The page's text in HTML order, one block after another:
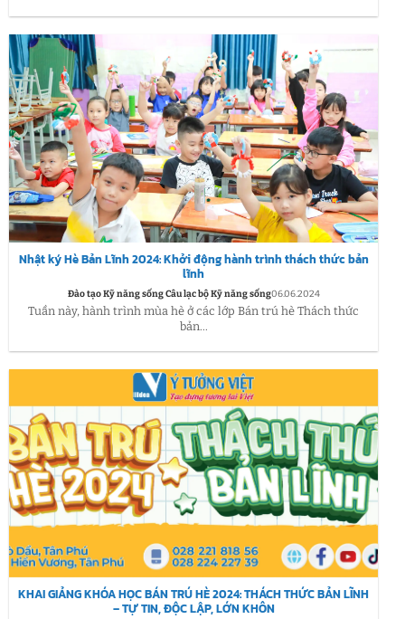
Nhật ký Hè Bản Lĩnh 2024: Khởi động hành trình thách thức bản
lĩnh
Đào tạo Kỹ năng sống Câu lạc bộ Kỹ năng sống06.06.2024
Tuần này, hành trình mùa hè ở các lớp Bán trú hè Thách thức
bản...
KHAI GIẢNG KHÓA HỌC BÁN TRÚ HÈ 2024: THÁCH THỨC BẢN LĨNH
– TỰ TIN, ĐỘC LẬP, LỚN KHÔN